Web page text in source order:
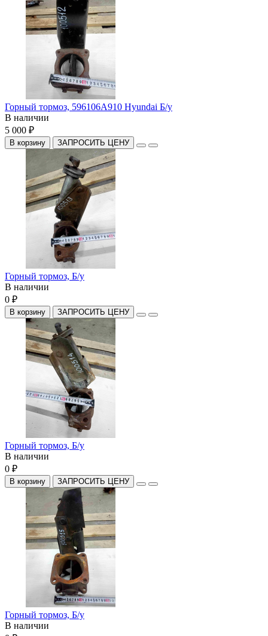
Горный тормоз, 596106A910 Hyundai Б/у
В наличии
5 000 ₽
В корзину ЗАПРОСИТЬ ЦЕНУ
Горный тормоз, Б/у
В наличии
0 ₽
В корзину ЗАПРОСИТЬ ЦЕНУ
Горный тормоз, Б/у
В наличии
0 ₽
В корзину ЗАПРОСИТЬ ЦЕНУ
Горный тормоз, Б/у
В наличии